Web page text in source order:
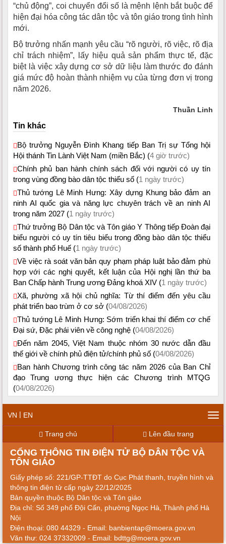
“chủ động”, coi chuyển đổi số là mệnh lệnh bắt buộc để
hiện đại hóa công tác dân tộc và tôn giáo trong tình hình
mới.
Bộ trưởng nhấn mạnh yêu cầu “rõ người, rõ việc, rõ địa
chỉ trách nhiệm”, lấy hiệu quả sản phẩm thực tế, đặc
biệt là việc xây dựng cơ sở dữ liệu làm thước đo đánh
giá mức độ hoàn thành nhiệm vụ của từng đơn vị trong
năm 2026.
Thuần Linh
Tin khác
Bộ trưởng Nguyễn Đình Khang tiếp Ban Trị sự Tổng hội
Hội thánh Tin Lành Việt Nam (miền Bắc) (4 giờ trước)
Chính phủ ban hành chính sách đối với người có uy tín
trong vùng đồng bào dân tộc thiểu số (1 ngày trước)
Thủ tướng Lê Minh Hưng: Xây dựng Khung bảo đảm an
ninh AI quốc gia và năng lực chuyên trách về an ninh AI
trong năm 2027 (1 ngày trước)
Thứ trưởng Bộ Dân tộc và Tôn giáo Y Thông tiếp Đoàn đại
biểu người có uy tín tiêu biểu trong đồng bào dân tộc thiểu
số thành phố Huế (1 ngày trước)
Về việc rà soát văn bản quy phạm pháp luật bảo đảm phù
hợp với các nghị quyết, kết luận của Hội nghị lần thứ ba
Ban Chấp hành Trung ương Đảng khoá XIV (1 ngày trước)
Xã, phường xã hội chủ nghĩa: Từ thí điểm đến yêu cầu
phát triển bao trùm ở cơ sở (04/08/2026)
Thủ tướng Lê Minh Hưng: Sớm triển khai thí điểm cơ chế
Đại sứ, Đặc phái viên về công nghệ (04/08/2026)
Đến năm 2045, Việt Nam thuộc nhóm 30 nước dẫn đầu
thế giới về chính phủ điện tử/chính phủ số (04/08/2026)
Ban hành Chương trình công tác năm 2026 của Ban Chỉ
đạo Trung ương thực hiện các Chương trình MTQG
(04/08/2026)
VN | EN
Trang chủ
Lên đầu trang
CỔNG THÔNG TIN ĐIỆN TỬ BỘ DÂN TỘC VÀ
TÔN GIÁO
Giấy phép số: 221/GP-TTĐT do Cục Phát thanh, truyền hình và
thông tin điện tử cấp ngày 22/12/2025
Bản quyền thuộc Bộ Dân tộc và Tôn giáo
Địa chỉ: Số 349 phố Đội Cấn, phường Ngọc Hà, Thành phố Hà
Nội
Điện thoại: 080 44329 - Email: banbientap@moera.gov.vn
Văn thư: 024 37332009 - Email: bdttg@moera.gov.vn